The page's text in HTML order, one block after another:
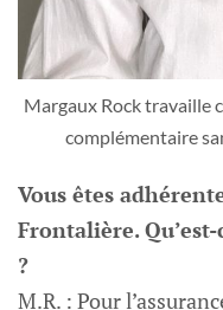
Margaux Rock travaille
complémentaire
Vous êtes
Frontalière.
?
M.R. : Pour